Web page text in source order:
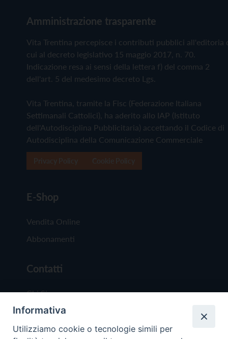
Amministrazione trasparente
Vita Trentina percepisce i contributi pubblici all'editoria
cui al decreto legislativo 15 maggio 2017, n. 70.
Indicazione resa ai sensi della lettera f) del comma 2
dell'art. 5 del medesimo decreto Lgs.
Vita Trentina, tramite la Fisc (Federazione Italiana
Settimanali Cattolici), ha aderito allo IAP (Istituto
dell'Autodisciplina Pubblicitaria) accettando il Codice di
Autodisciplina della Comunicazione Commerciale
E-Shop
Vendita Online
Abbonamenti
Contatti
Chi Siamo
Redazione
Scrivici
Informativa
Utilizziamo cookie o tecnologie simili per